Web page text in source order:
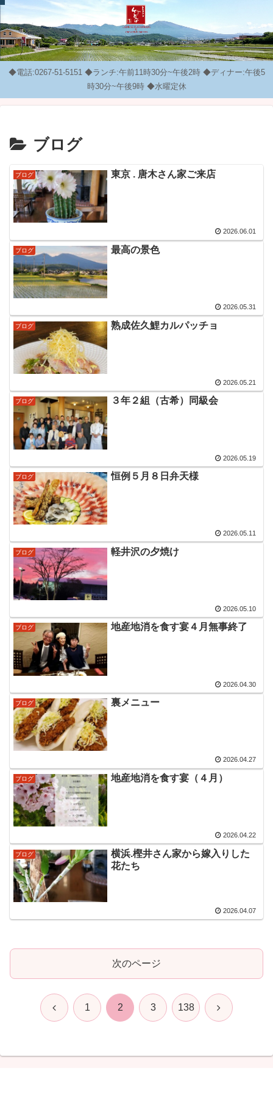
◆電話:0267-51-5151 ◆ランチ:午前11時30分~午後2時 ◆ディナー:午後5
時30分~午後9時 ◆水曜定休
ブログ
ブログ 東京 . 唐木さん家ご来店
2026.06.01
ブログ 最高の景色
2026.05.31
ブログ 熟成佐久鯉カルパッチョ
2026.05.21
ブログ ３年２組（古希）同級会
2026.05.19
ブログ 恒例５月８日弁天様
2026.05.11
ブログ 軽井沢の夕焼け
2026.05.10
ブログ 地産地消を食す宴４月無事終了
2026.04.30
ブログ 裏メニュー
2026.04.27
ブログ 地産地消を食す宴（４月）
2026.04.22
ブログ
横浜.樫井さん家から嫁入りした
花たち
2026.04.07
次のページ
前 1 2 3 138 次